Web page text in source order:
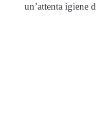
un’attenta igiene